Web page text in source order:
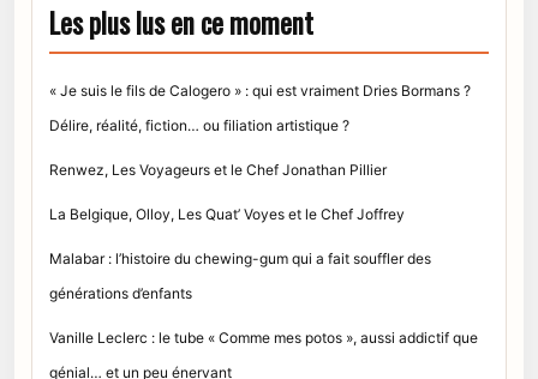
Les plus lus en ce moment
« Je suis le fils de Calogero » : qui est vraiment Dries Bormans ?
Délire, réalité, fiction… ou filiation artistique ?
Renwez, Les Voyageurs et le Chef Jonathan Pillier
La Belgique, Olloy, Les Quat’ Voyes et le Chef Joffrey
Malabar : l’histoire du chewing-gum qui a fait souffler des
générations d’enfants
Vanille Leclerc : le tube « Comme mes potos », aussi addictif que
génial… et un peu énervant